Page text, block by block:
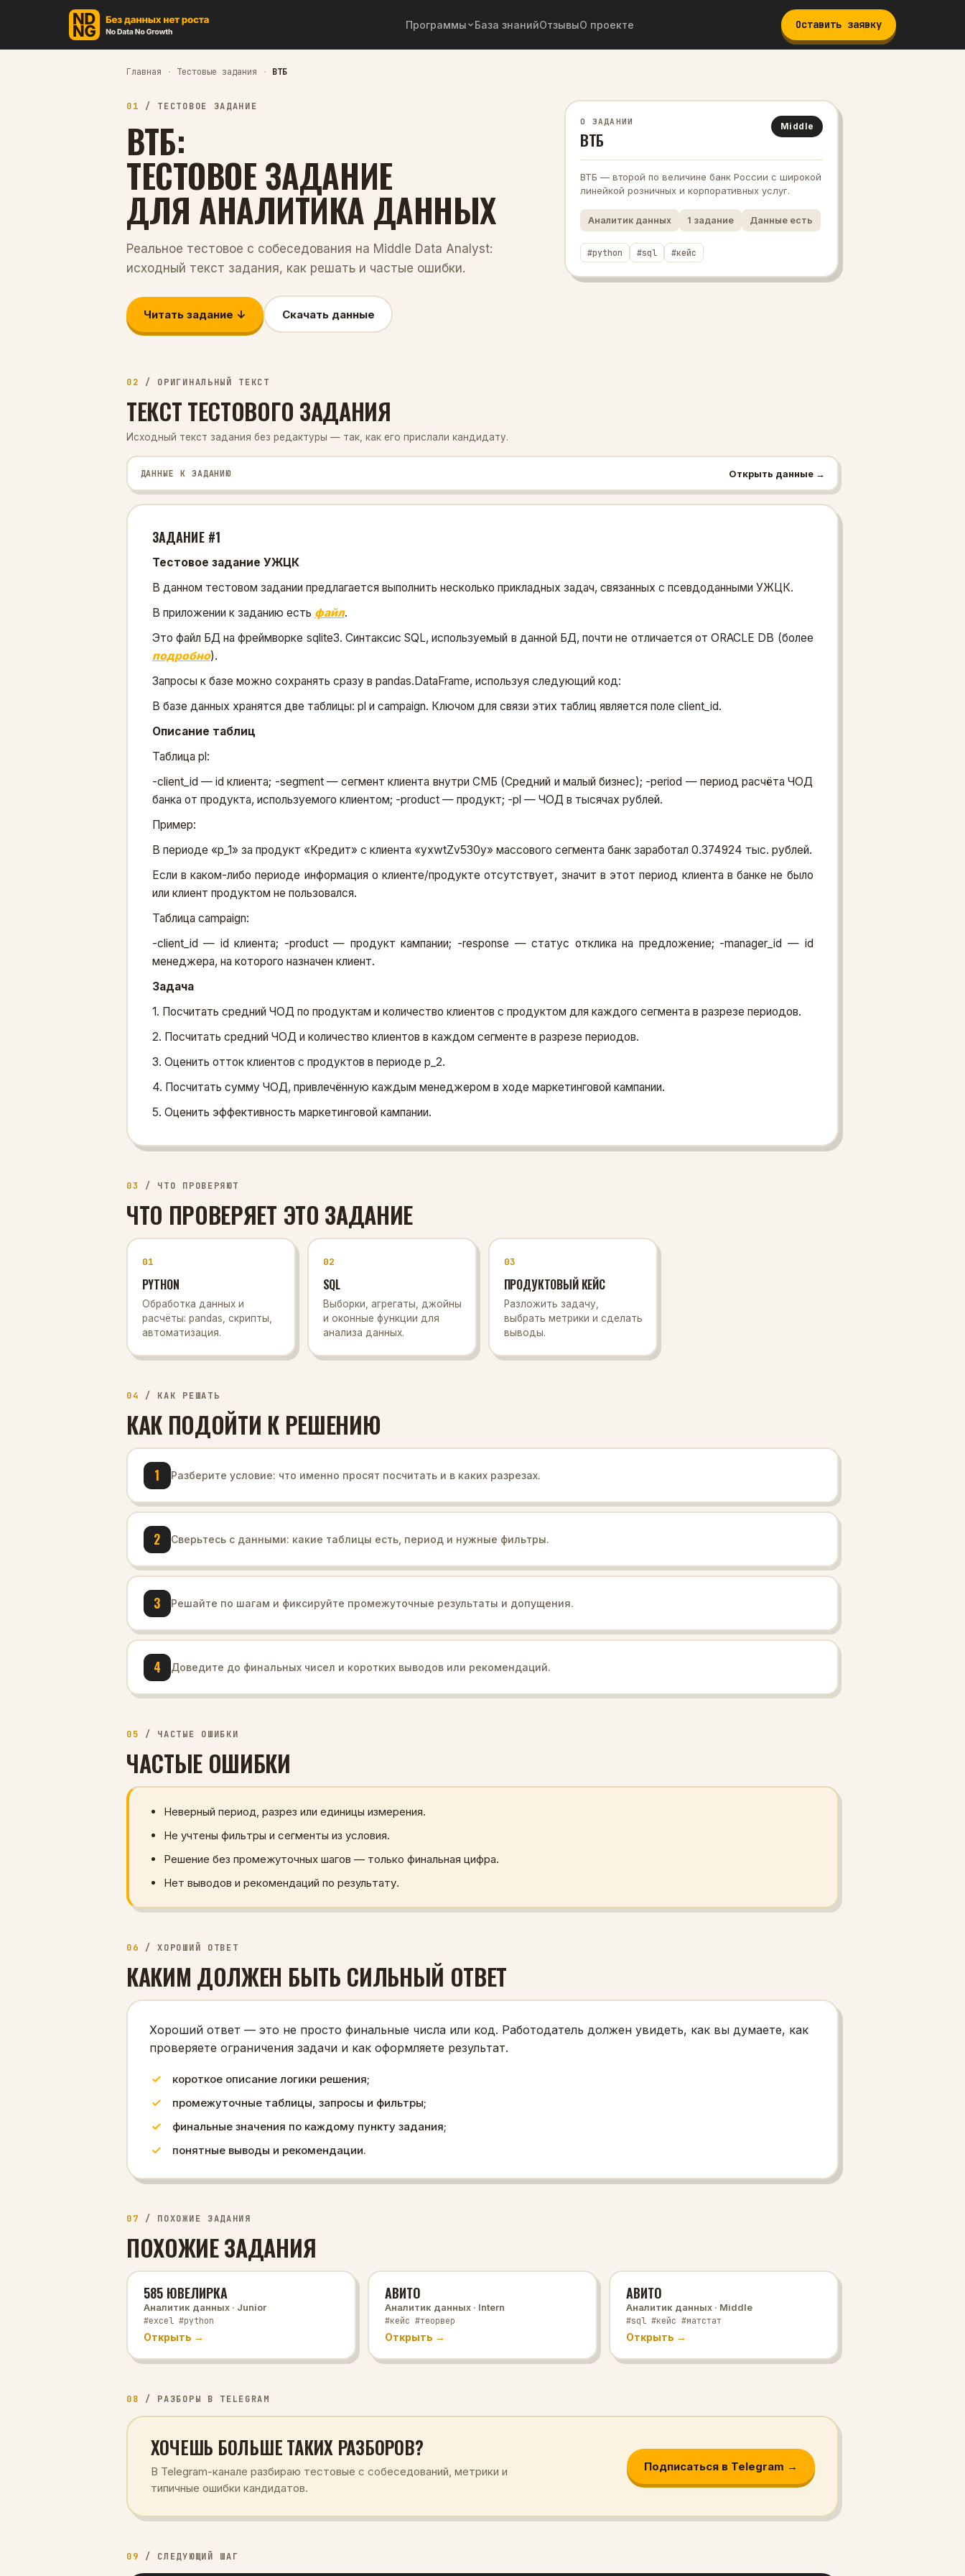
Программы База знанийОтзывыО проекте Оставить заявку
Главная · Тестовые задания · ВТБ
01 / ТЕСТОВОЕ ЗАДАНИЕ
ВТБ:
ТЕСТОВОЕ ЗАДАНИЕ
ДЛЯ АНАЛИТИКА ДАННЫХ
Реальное тестовое с собеседования на Middle Data Analyst:
исходный текст задания, как решать и частые ошибки.
Читать задание ↓ Скачать данные
О ЗАДАНИИ
ВТБ
Middle
ВТБ — второй по величине банк России с широкой
линейкой розничных и корпоративных услуг.
Аналитик данных 1 задание Данные есть
#python #sql #кейс
02 / ОРИГИНАЛЬНЫЙ ТЕКСТ
ТЕКСТ ТЕСТОВОГО ЗАДАНИЯ
Исходный текст задания без редактуры — так, как его прислали кандидату.
ДАННЫЕ К ЗАДАНИЮ Открыть данные →
ЗАДАНИЕ #1
Тестовое задание УЖЦК
В данном тестовом задании предлагается выполнить несколько прикладных задач, связанных с псевдоданными УЖЦК.
В приложении к заданию есть файл.
Это файл БД на фреймворке sqlite3. Синтаксис SQL, используемый в данной БД, почти не отличается от ORACLE DB (более
подробно).
Запросы к базе можно сохранять сразу в pandas.DataFrame, используя следующий код:
В базе данных хранятся две таблицы: pl и campaign. Ключом для связи этих таблиц является поле client_id.
Описание таблиц
Таблица pl:
-client_id — id клиента; -segment — сегмент клиента внутри СМБ (Средний и малый бизнес); -period — период расчёта ЧОД
банка от продукта, используемого клиентом; -product — продукт; -pl — ЧОД в тысячах рублей.
Пример:
В периоде «p_1» за продукт «Кредит» с клиента «yxwtZv530y» массового сегмента банк заработал 0.374924 тыс. рублей.
Если в каком-либо периоде информация о клиенте/продукте отсутствует, значит в этот период клиента в банке не было
или клиент продуктом не пользовался.
Таблица campaign:
-client_id — id клиента; -product — продукт кампании; -response — статус отклика на предложение; -manager_id — id
менеджера, на которого назначен клиент.
Задача
1. Посчитать средний ЧОД по продуктам и количество клиентов с продуктом для каждого сегмента в разрезе периодов.
2. Посчитать средний ЧОД и количество клиентов в каждом сегменте в разрезе периодов.
3. Оценить отток клиентов с продуктов в периоде p_2.
4. Посчитать сумму ЧОД, привлечённую каждым менеджером в ходе маркетинговой кампании.
5. Оценить эффективность маркетинговой кампании.
03 / ЧТО ПРОВЕРЯЮТ
ЧТО ПРОВЕРЯЕТ ЭТО ЗАДАНИЕ
01
PYTHON
Обработка данных и
расчёты: pandas, скрипты,
автоматизация.
02
SQL
Выборки, агрегаты, джойны
и оконные функции для
анализа данных.
03
ПРОДУКТОВЫЙ КЕЙС
Разложить задачу,
выбрать метрики и сделать
выводы.
04 / КАК РЕШАТЬ
КАК ПОДОЙТИ К РЕШЕНИЮ
1 Разберите условие: что именно просят посчитать и в каких разрезах.
2 Сверьтесь с данными: какие таблицы есть, период и нужные фильтры.
3 Решайте по шагам и фиксируйте промежуточные результаты и допущения.
4 Доведите до финальных чисел и коротких выводов или рекомендаций.
05 / ЧАСТЫЕ ОШИБКИ
ЧАСТЫЕ ОШИБКИ
Неверный период, разрез или единицы измерения.
Не учтены фильтры и сегменты из условия.
Решение без промежуточных шагов — только финальная цифра.
Нет выводов и рекомендаций по результату.
06 /ХОРОШИЙ ОТВЕТ
КАКИМ ДОЛЖЕН БЫТЬ СИЛЬНЫЙ ОТВЕТ
Хороший ответ — это не просто финальные числа или код. Работодатель должен увидеть, как вы думаете, как
проверяете ограничения задачи и как оформляете результат.
короткое описание логики решения;
промежуточные таблицы, запросы и фильтры;
финальные значения по каждому пункту задания;
понятные выводы и рекомендации.
07 / ПОХОЖИЕ ЗАДАНИЯ
ПОХОЖИЕ ЗАДАНИЯ
585 ЮВЕЛИРКА
Аналитик данных· Junior
#excel #python
Открыть →
АВИТО
Аналитик данных· Intern
#кейс #теорвер
Открыть →
АВИТО
Аналитик данных· Middle
#sql #кейс #матстат
Открыть →
08 / РАЗБОРЫ В TELEGRAM
ХОЧЕШЬ БОЛЬШЕ ТАКИХ РАЗБОРОВ?
В Telegram-канале разбираю тестовые с собеседований, метрики и
типичные ошибки кандидатов.
Подписаться в Telegram →
09 / СЛЕДУЮЩИЙ ШАГ